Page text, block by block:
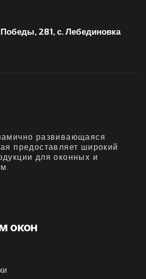
281, с. Лебединовка
развивающаяся
предоставляет широкий
для оконных и
окон